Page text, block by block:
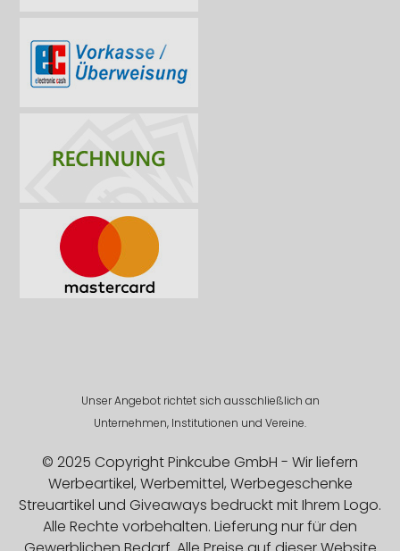
Unser Angebot richtet sich ausschließlich an
Unternehmen, Institutionen und Vereine.
© 2025 Copyright Pinkcube GmbH - Wir liefern
Werbeartikel, Werbemittel, Werbegeschenke
Streuartikel und Giveaways bedruckt mit Ihrem Logo.
Alle Rechte vorbehalten. Lieferung nur für den